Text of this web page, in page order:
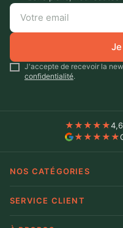
J'accepte de recevoir la
confidentialité.
★★★★★
★★★★★
NOS CATÉGORIES
SERVICE CLIENT